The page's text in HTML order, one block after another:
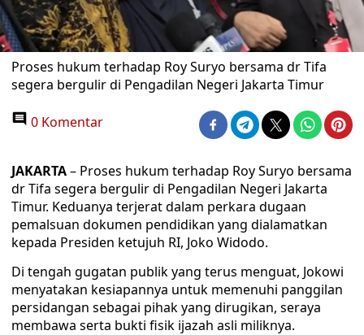
Proses hukum terhadap Roy Suryo bersama dr Tifa
segera bergulir di Pengadilan Negeri Jakarta Timur
0 Komentar
JAKARTA– Proses hukum terhadap Roy Suryo bersama
dr Tifa segera bergulir di Pengadilan Negeri Jakarta
Timur. Keduanya terjerat dalam perkara dugaan
pemalsuan dokumen pendidikan yang dialamatkan
kepada Presiden ketujuh RI, Joko Widodo.
Di tengah gugatan publik yang terus menguat, Jokowi
menyatakan kesiapannya untuk memenuhi panggilan
persidangan sebagai pihak yang dirugikan, seraya
membawa serta bukti fisik ijazah asli miliknya.